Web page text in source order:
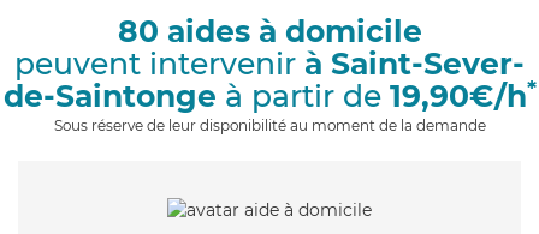
i
o
n
80 aides à domicile
peuvent intervenir à Saint-Sever-
de-Saintonge à partir de 19,90€/h*
Sous réserve de leur disponibilité au moment de la demande